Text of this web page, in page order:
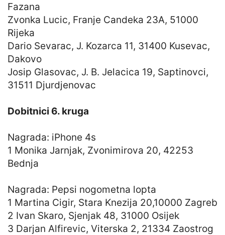
Fazana
Zvonka Lucic, Franje Candeka 23A, 51000
Rijeka
Dario Sevarac, J. Kozarca 11, 31400 Kusevac,
Dakovo
Josip Glasovac, J. B. Jelacica 19, Saptinovci,
31511 Djurdjenovac
Dobitnici 6. kruga
Nagrada: iPhone 4s
1 Monika Jarnjak, Zvonimirova 20, 42253
Bednja
Nagrada: Pepsi nogometna lopta
1 Martina Cigir, Stara Knezija 20,10000 Zagreb
2 Ivan Skaro, Sjenjak 48, 31000 Osijek
3 Darjan Alfirevic, Viterska 2, 21334 Zaostrog